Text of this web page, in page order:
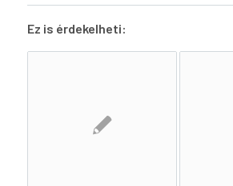
Ez is érdekelheti: